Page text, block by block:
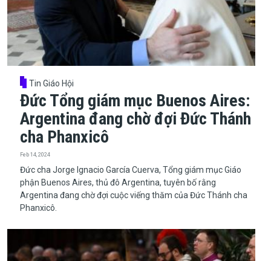
Tin Giáo Hội
Đức Tổng giám mục Buenos Aires:
Argentina đang chờ đợi Đức Thánh
cha Phanxicô
Feb 14, 2024
​​​​​​​Đức cha Jorge Ignacio García Cuerva, Tổng giám mục Giáo
phận Buenos Aires, thủ đô Argentina, tuyên bố rằng
Argentina đang chờ đợi cuộc viếng thăm của Đức Thánh cha
Phanxicô.